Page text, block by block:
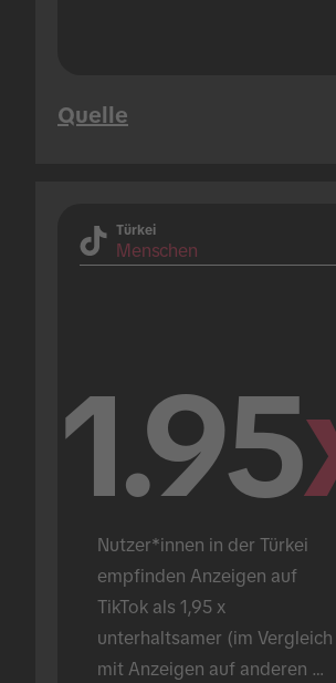
Quelle
Türkei
Menschen
1.95
Nutzer*innen in der Türkei
empfinden Anzeigen auf
TikTok als 1,95 x
unterhaltsamer (im Vergleich
mit Anzeigen auf anderen